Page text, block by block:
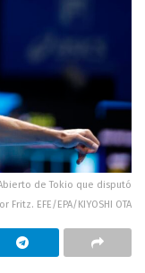
de Tokio que disputó
EFE/EPA/KIYOSHI OTA